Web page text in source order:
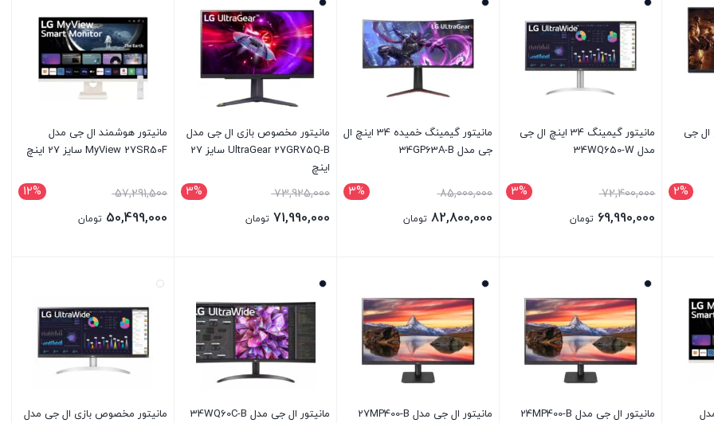
32 اینچ ال جی
2%
مانیتور گیمینگ 34 اینچ ال جی
مدل 34WQ650-W
3% 72,400,000
69,990,000 تومان
مانیتور گیمینگ خمیده 34 اینچ ال
جی مدل 34GP63A-B
3% 85,000,000
82,800,000 تومان
مانیتور مخصوص بازی ال جی مدل
UltraGear 27GR75Q-B سایز 27
اینچ
3% 73,925,000
71,990,000 تومان
مانیتور هوشمند ال جی مدل
MyView 27SR50F سایز 27 اینچ
12% 57,291,500
50,499,000 تومان
مانيتور ال جی مدل 24MP400-B
مانيتور ال جی مدل 27MP400-B
مانیتور ال جی مدل 34WQ60C-B
مانیتور مخصوص بازی ال جی مدل